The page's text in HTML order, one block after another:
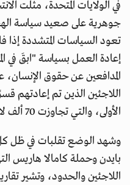
في الولايات المتحدة، مثلت
جوهرية على صعيد سياسة
تعود السياسات المتشددة
إعادة العمل بسياسة "ابقَ في
المدافعين عن حقوق
اللاجئين الذين تم إعادتهم
الأولى، والتي تجاوزت 70 ألف لاجئ في عامين.
وشهد الوضع تقلبات في ظل
بايدن وحملة كامالا هاريس
اللاجئين والحدود، وتشير